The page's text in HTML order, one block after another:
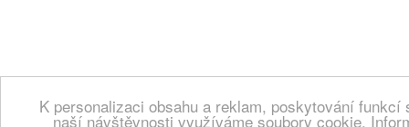
K personalizaci obsahu a reklam, poskytování
naší návštěvnosti využíváme soubory cookie.